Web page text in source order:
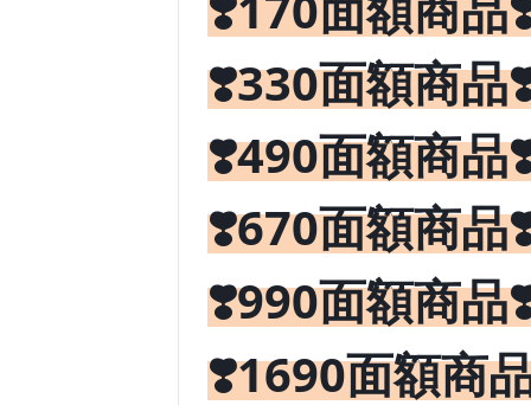
❣️330面額商品
❣️490面額商品
❣️670面額商品
❣️990面額商品
❣️1690面額商